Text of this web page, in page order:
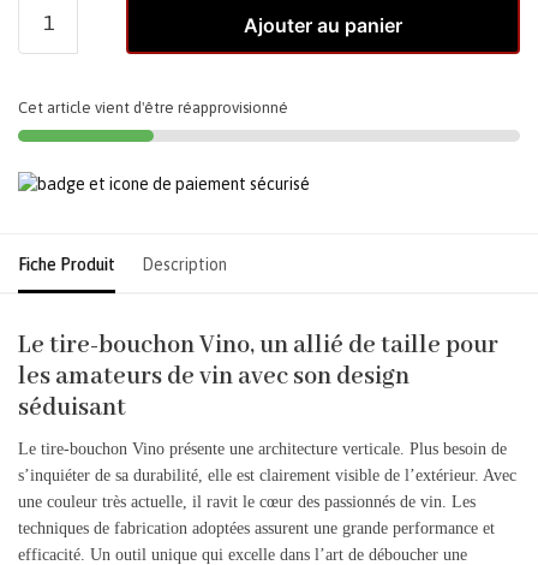
Ajouter au panier
Cet article vient d'être réapprovisionné
Fiche Produit Description
Le tire-bouchon Vino, un allié de taille pour
les amateurs de vin avec son design
séduisant
Le tire-bouchon Vino présente une architecture verticale. Plus besoin de
s’inquiéter de sa durabilité, elle est clairement visible de l’extérieur. Avec
une couleur très actuelle, il ravit le cœur des passionnés de vin. Les
techniques de fabrication adoptées assurent une grande performance et
efficacité. Un outil unique qui excelle dans l’art de déboucher une